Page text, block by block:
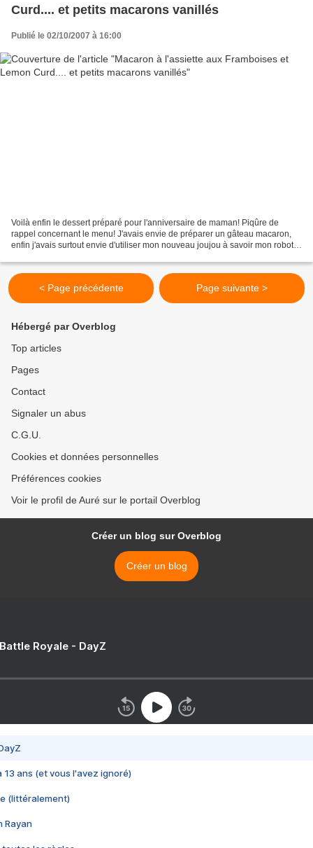
Curd.... et petits macarons vanillés
Publié le 02/10/2007 à 16:00
Voilà enfin le dessert préparé pour l'anniversaire de maman! Piqûre de
rappel concernant le menu! J'avais envie de préparer un gâteau macaron,
enfin j'avais surtout envie d'utiliser mon nouveau joujou à savoir mon robot
< Page précédente Page suivante >
Hébergé par Overblog
Top articles
Pages
Contact
Signaler un abus
C.G.U.
Cookies et données personnelles
Préférences cookies
Voir le profil de Auré sur le portail Overblog
Créer un blog sur Overblog
Créer un blog
Royale - DayZ
13 ans (et vous l'avez ignoré)
(littéralement)
Rayan